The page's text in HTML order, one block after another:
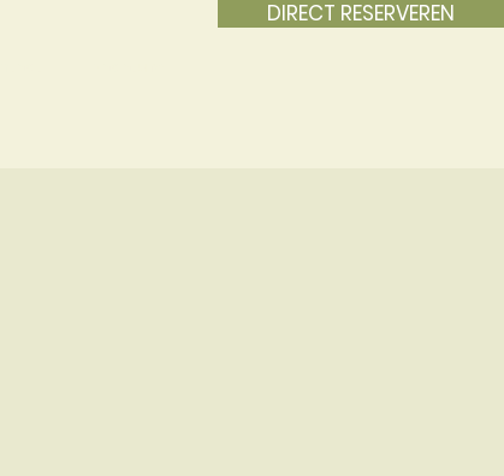
DIRECT RESERVEREN